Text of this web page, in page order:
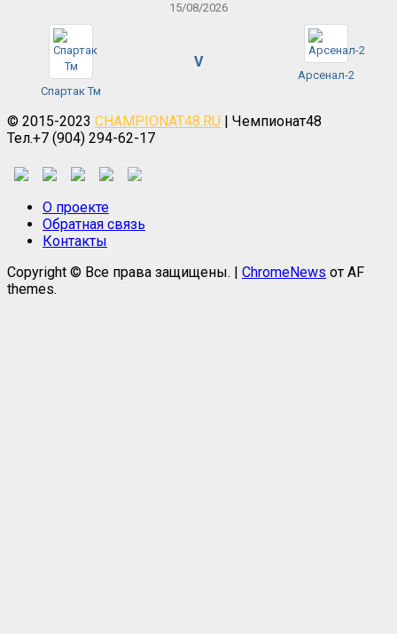
15/08/2026
Спартак Тм
V
Арсенал-2
© 2015-2023 CHAMPIONAT48.RU | Чемпионат48
Тел.+7 (904) 294-62-17
О проекте
Обратная связь
Контакты
Copyright © Все права защищены. | ChromeNews от AF
themes.